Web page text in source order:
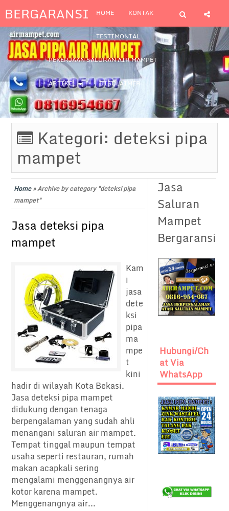
BERGARANSI HOME KONTAK
TESTIMONIAL
PEKERJAAN SALURAN AIR MAMPET
ARTIKEL DISCLAIMER
Kategori: deteksi pipa
mampet
Home»Archive by category "deteksi pipa
mampet"
Jasa deteksi pipa
mampet
Kam
i
jasa
dete
ksi
pipa
ma
mpe
t
kini
hadir di wilayah Kota Bekasi.
Jasa deteksi pipa mampet
didukung dengan tenaga
berpengalaman yang sudah ahli
menangani saluran air mampet.
Tempat tinggal maupun tempat
usaha seperti restauran, rumah
makan acapkali sering
mengalami menggenangnya air
kotor karena mampet.
Menggenangnya air...
Jasa
Saluran
Mampet
Bergaransi
Hubungi/Ch
At Via
WhatsApp